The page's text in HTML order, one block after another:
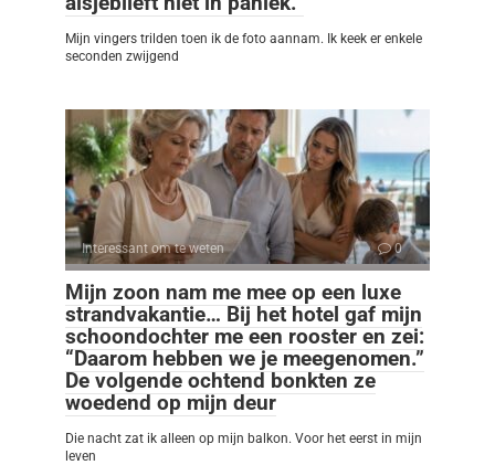
Mijn vingers trilden toen ik de foto aannam. Ik keek er enkele
seconden zwijgend
Interessant om te weten 0
Mijn zoon nam me mee op een luxe
strandvakantie… Bij het hotel gaf mijn
schoondochter me een rooster en zei:
“Daarom hebben we je meegenomen.”
De volgende ochtend bonkten ze
woedend op mijn deur
Die nacht zat ik alleen op mijn balkon. Voor het eerst in mijn
leven